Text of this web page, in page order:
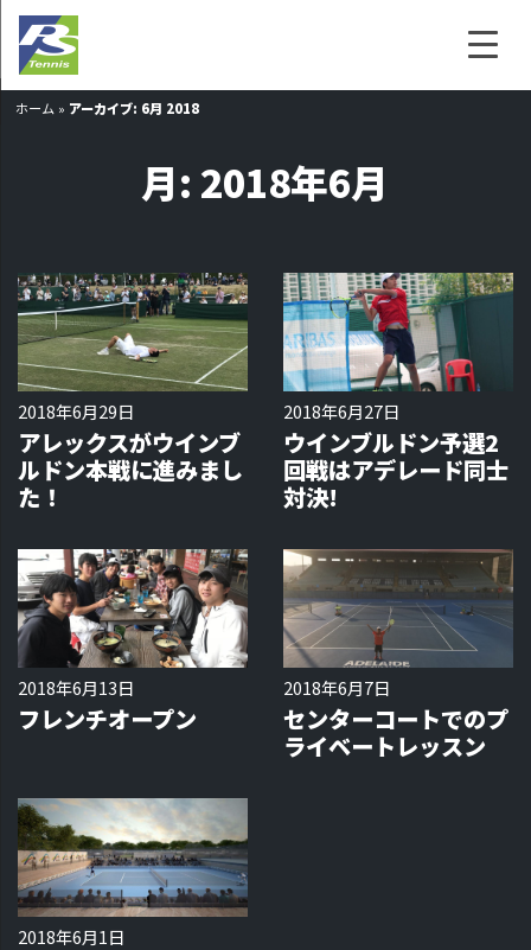
ホーム » アーカイブ: 6月 2018
月: 2018年6月
2018年6月29日
アレックスがウインブ
ルドン本戦に進みまし
た！
2018年6月27日
ウインブルドン予選2
回戦はアデレード同士
対決!
2018年6月13日
フレンチオープン
2018年6月7日
センターコートでのプ
ライベートレッスン
2018年6月1日